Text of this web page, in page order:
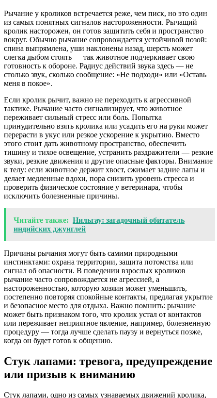
Рычание у кроликов встречается реже, чем писк, но это один
из самых понятных сигналов настороженности. Рычащий
кролик насторожен, он готов защитить себя и пространство
вокруг. Обычно рычание сопровождается устойчивой позой:
спина выпрямлена, уши наклонены назад, шерсть может
слегка дыбом стоять — так животное подчеркивает свою
готовность к обороне. Радиус действий звука здесь — не
столько звук, сколько сообщение: «Не подходи» или «Оставь
меня в покое».
Если кролик рычит, важно не переходить к агрессивной
тактике. Рычание часто сигнализирует, что животное
переживает сильный стресс или боль. Попытка
принудительно взять кролика или усадить его на руки может
перерасти в укус или резкое ускорение к укрытию. Вместо
этого стоит дать животному пространство, обеспечить
тишину и тихое освещение, устранить раздражители — резкие
звуки, резкие движения и другие опасные факторы. Внимание
к телу: если животное держит хвост, сжимает задние лапы и
делает медленные вдохи, пора снизить уровень стресса и
проверить физическое состояние у ветеринара, чтобы
исключить болезненные причины.
Читайте также: Нильгау: загадочный обитатель
индийских джунглей
Причины рычания могут быть самими природными
инстинктами: охрана территории, защита потомства или
сигнал об опасности. В поведении взрослых кроликов
рычание часто сопровождается не агрессией, а
настороженностью, которую хозяин может уменьшить,
постепенно повторяя спокойные контакты, предлагая укрытие
и безопасное место для отдыха. Важно помнить: рычание
может быть признаком того, что кролик устал от контактов
или переживает неприятное явление, например, болезненную
процедуру — тогда лучше сделать паузу и вернуться позже,
когда он будет готов к общению.
Стук лапами: тревога, предупреждение
или призыв к вниманию
Стук лапами, одно из самых узнаваемых движений кролика,